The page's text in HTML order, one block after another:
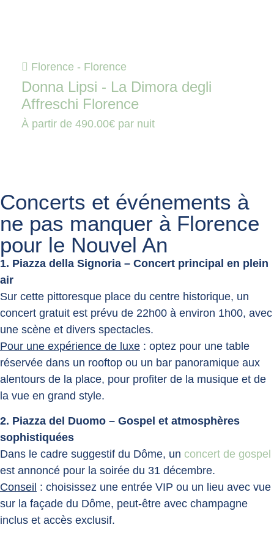
Florence - Florence
Donna Lipsi - La Dimora degli
Affreschi Florence
À partir de 490.00€ par nuit
Concerts et événements à
ne pas manquer à Florence
pour le Nouvel An
1. Piazza della Signoria – Concert principal en plein
air
Sur cette pittoresque place du centre historique, un
concert gratuit est prévu de 22h00 à environ 1h00, avec
une scène et divers spectacles.
Pour une expérience de luxe : optez pour une table
réservée dans un rooftop ou un bar panoramique aux
alentours de la place, pour profiter de la musique et de
la vue en grand style.
2. Piazza del Duomo – Gospel et atmosphères
sophistiquées
Dans le cadre suggestif du Dôme, un concert de gospel
est annoncé pour la soirée du 31 décembre.
Conseil : choisissez une entrée VIP ou un lieu avec vue
sur la façade du Dôme, peut-être avec champagne
inclus et accès exclusif.